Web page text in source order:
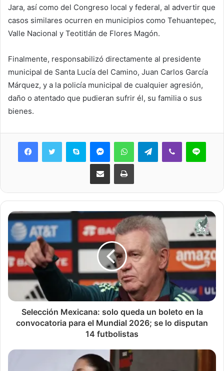
Jara, así como del Congreso local y federal, al advertir que
casos similares ocurren en municipios como Tehuantepec,
Valle Nacional y Teotitlán de Flores Magón.
Finalmente, responsabilizó directamente al presidente
municipal de Santa Lucía del Camino, Juan Carlos García
Márquez, y a la policía municipal de cualquier agresión,
daño o atentado que pudieran sufrir él, su familia o sus
bienes.
Skype MessengerWhatsAppTelegramViber Line
Share via Email Print
Selección Mexicana: solo queda un boleto en la
convocatoria para el Mundial 2026; se lo disputan
14 futbolistas